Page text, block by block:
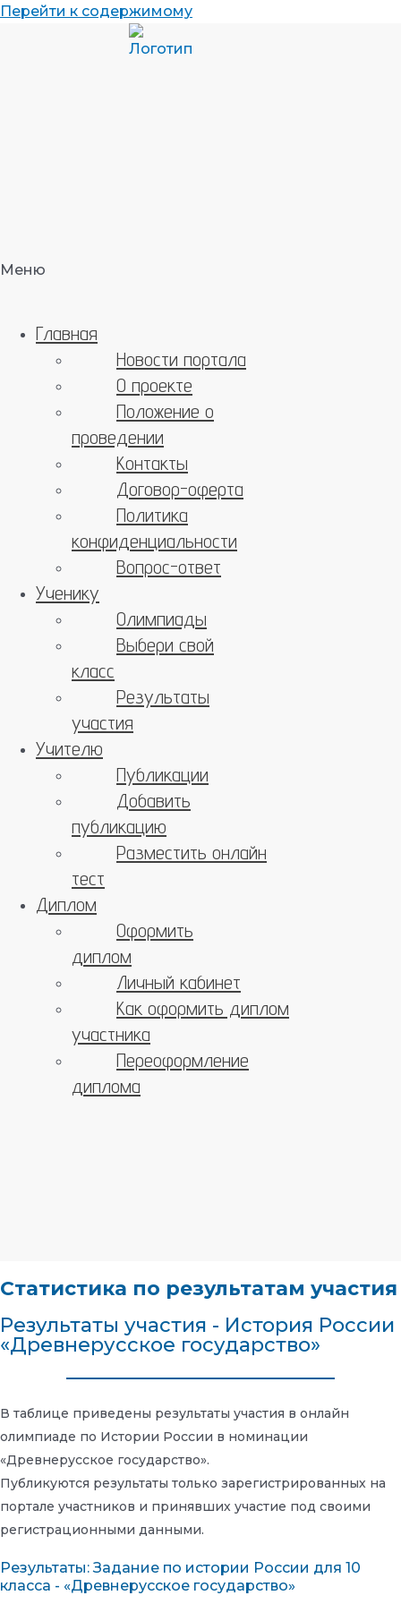
Перейти к содержимому
Меню
Главная
Новости портала
О проекте
Положение о
проведении
Контакты
Договор-оферта
Политика
конфиденциальности
Вопрос-ответ
Ученику
Олимпиады
Выбери свой
класс
Результаты
участия
Учителю
Публикации
Добавить
публикацию
Разместить онлайн
тест
Диплом
Оформить
диплом
Личный кабинет
Как оформить диплом
участника
Переоформление
диплома
Статистика по результатам участия
Результаты участия - История России
«Древнерусское государство»
В таблице приведены результаты участия в онлайн
олимпиаде по Истории России в номинации
«Древнерусское государство».
Публикуются результаты только зарегистрированных на
портале участников и принявших участие под своими
регистрационными данными.
Результаты: Задание по истории России для 10
класса - «Древнерусское государство»